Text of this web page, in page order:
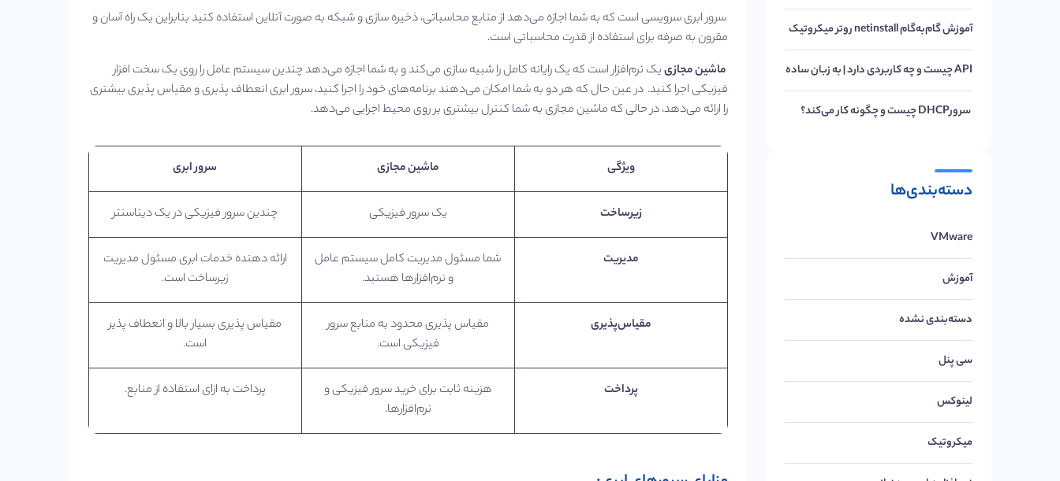
آموزش گام‌به‌گام netinstall روتر میکروتیک
API چیست و چه کاربردی دارد | به زبان ساده
سرورDHCP چیست و چگونه کار می‌کند؟
دسته‌بندی‌ها
VMware
آموزش
دسته‌بندی نشده
سی پنل
لینوکس
میکروتیک
سرور ابری سرویسی است که به شما اجازه می‌دهد از منابع محاسباتی، ذخیره‌ سازی و شبکه به صورت آنلاین استفاده کنید بنابراین یک راه آسان و
مقرون به صرفه برای استفاده از قدرت محاسباتی است.
ماشین مجازییک نرم‌افزار است که یک رایانه کامل را شبیه‌ سازی می‌کند و به شما اجازه می‌دهد چندین سیستم‌ عامل را روی یک سخت‌ افزار
فیزیکی اجرا کنید. در عین حال که هر دو به شما امکان می‌دهند برنامه‌های خود را اجرا کنید، سرور ابری انعطاف‌ پذیری و مقیاس‌ پذیری بیشتری
را ارائه می‌دهد، در حالی که ماشین مجازی به شما کنترل بیشتری بر روی محیط اجرایی می‌دهد.
ویژگی ماشین مجازی سرور ابری
زیرساخت یک سرور فیزیکی چندین سرور فیزیکی در یک دیتاسنتر
مدیریت
شما مسئول مدیریت کامل سیستم‌ عامل
و نرم‌افزارها هستید.
ارائه دهنده خدمات ابری مسئول مدیریت
زیرساخت است.
مقیاس‌پذیری
مقیاس‌ پذیری محدود به منابع سرور
فیزیکی است.
مقیاس‌ پذیری بسیار بالا و انعطاف‌ پذیر
است.
پرداخت
هزینه ثابت برای خرید سرور فیزیکی و
نرم‌افزارها.
پرداخت به ازای استفاده از منابع.